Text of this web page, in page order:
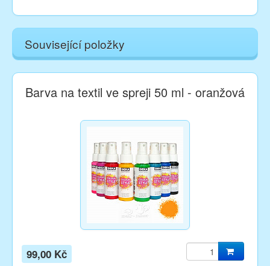
Související položky
Barva na textil ve spreji 50 ml - oranžová
99,00 Kč